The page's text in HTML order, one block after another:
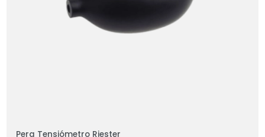
Pera Tensiómetro Riester